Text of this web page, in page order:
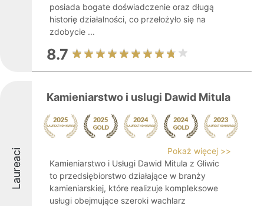
posiada bogate doświadczenie oraz długą
historię działalności, co przełożyło się na
zdobycie ...
8.7
Laureaci
Kamieniarstwo i uslugi Dawid Mitula
Pokaż więcej >>
Kamieniarstwo i Usługi Dawid Mitula z Gliwic
to przedsiębiorstwo działające w branży
kamieniarskiej, które realizuje kompleksowe
usługi obejmujące szeroki wachlarz